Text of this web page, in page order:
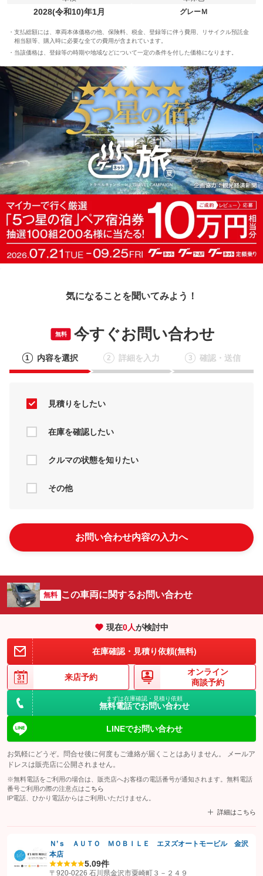
2028(令和10)年1月
グレーＭ
支払総額には、車両本体価格の他、保険料、税金、登録等に伴う費用、リサイクル預託金
相当額等、購入時に必要な全ての費用が含まれています。
当該価格は、登録等の時期や地域などについて一定の条件を付した価格になります。
気になることを聞いてみよう！
無料 今すぐお問い合わせ
1 内容を選択 2 詳細を入力 3 確認・送信
見積りをしたい
在庫を確認したい
クルマの状態を知りたい
その他
お問い合わせ内容の入力へ
無料 この車両に関するお問い合わせ
現在0人が検討中
在庫確認・見積り依頼(無料)
来店予約
オンライン
商談予約
まずは在庫確認・見積り依頼
無料電話でお問い合わせ
LINEでお問い合わせ
お気軽にどうぞ。問合せ後に何度もご連絡が届くことはありません。 メールア
ドレスは販売店に公開されません。
※無料電話をご利用の場合は、販売店へお客様の電話番号が通知されます。無料電話
番号ご利用の際の注意点は こちら
IP電話、ひかり電話からはご利用いただけません。
詳細はこちら
【STEP1】認証画面でグーネットを友だち追加してから「許可する」ボタンを押
します
Ｎ’ｓ ＡＵＴＯ ＭＯＢＩＬＥ エヌズオートモービル 金沢
本店
5.09件
〒920-0226 石川県金沢市粟崎町３－２４９